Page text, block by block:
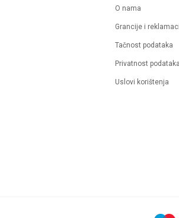
O nama
Grancije i
Tačnost podataka
Privatnost podataka
Uslovi korištenja